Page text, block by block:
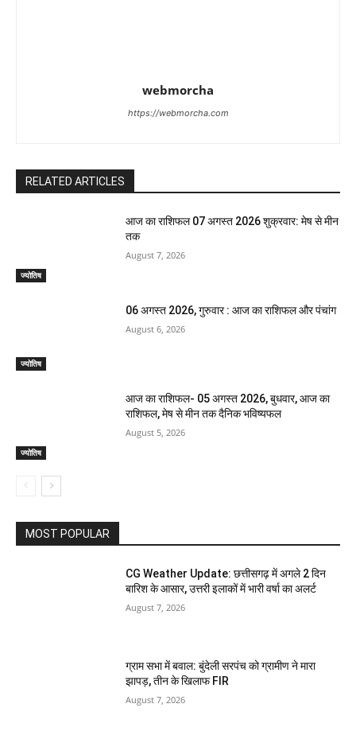
webmorcha
https://webmorcha.com
RELATED ARTICLES
ज्योतिष
आज का राशिफल 07 अगस्त 2026 शुक्रवार: मेष से मीन
तक
August 7, 2026
ज्योतिष
06 अगस्त 2026, गुरुवार : आज का राशिफल और पंचांग
August 6, 2026
ज्योतिष
आज का राशिफल- 05 अगस्त 2026, बुधवार, आज का
राशिफल, मेष से मीन तक दैनिक भविष्यफल
August 5, 2026
MOST POPULAR
CG Weather Update: छत्तीसगढ़ में अगले 2 दिन
बारिश के आसार, उत्तरी इलाकों में भारी वर्षा का अलर्ट
August 7, 2026
ग्राम सभा में बवाल: बुंदेली सरपंच को ग्रामीण ने मारा
झापड़, तीन के खिलाफ FIR
August 7, 2026